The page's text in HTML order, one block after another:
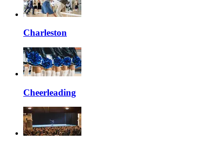
Charleston
Cheerleading